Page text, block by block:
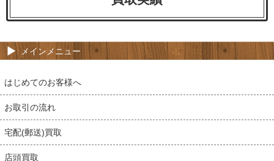
メインメニュー
はじめてのお客様へ
お取引の流れ
宅配(郵送)買取
店頭買取